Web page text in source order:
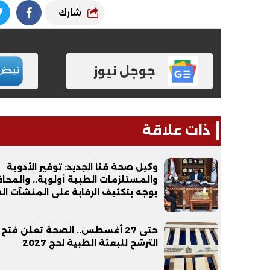
شارك
جوجل نيوز
ذات علاقة
وكيل صحة قنا الجديد: توفير الأدوية
والمستلزمات الطبية أولوية..
يوجه بتكثيف الرقابة على المنشآت
حتى 27 أغسطس.. الصحة تعلن
الترشح للبعثة الطبية لحج 2027
ابني بطل وفخورة بيه.. أول ظهور لـ
عماد سائق التريلا مع والدته بعد
تصدره التريند| فيديو
حوادث
قالها وريني